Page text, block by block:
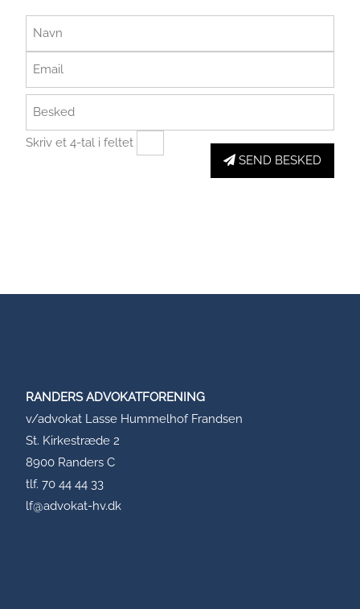
Skriv et 4-tal i feltet
SEND BESKED
RANDERS ADVOKATFORENING
v/advokat Lasse Hummelhof Frandsen
St. Kirkestræde 2
8900 Randers C
tlf. 70 44 44 33
lf@advokat-hv.dk